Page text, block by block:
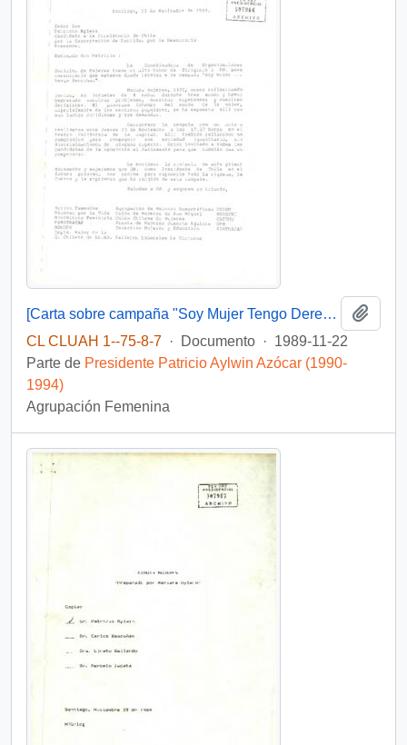
[Carta sobre campaña "Soy Mujer Tengo Derecho"]
CL CLUAH 1--75-8-7 · Documento · 1989-11-22
Parte de Presidente Patricio Aylwin Azócar (1990-
1994)
Agrupación Femenina